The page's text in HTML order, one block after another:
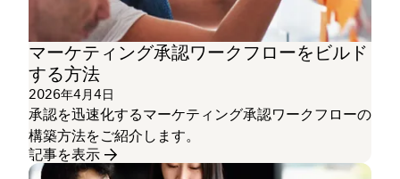
マーケティング承認ワークフローをビルド
する方法
2026年4月4日
承認を迅速化するマーケティング承認ワークフローの
構築方法をご紹介します。
記事を表示